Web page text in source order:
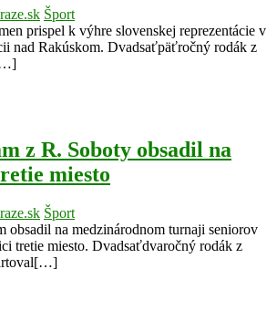
Šport
prispel k výhre slovenskej reprezentácie v
nad Rakúskom. Dvadsaťpäťročný rodák z
z R. Soboty obsadil na
miesto
Šport
obsadil na medzinárodnom turnaji seniorov
tretie miesto. Dvadsaťdvaročný rodák z